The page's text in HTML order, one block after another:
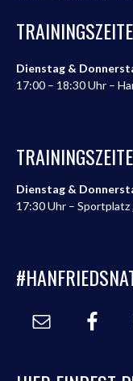
Dienstag &
17:00 – 18:30 Uhr –
Dienstag &
17:30 Uhr – Sportplatz